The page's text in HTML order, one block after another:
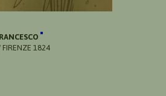
1824